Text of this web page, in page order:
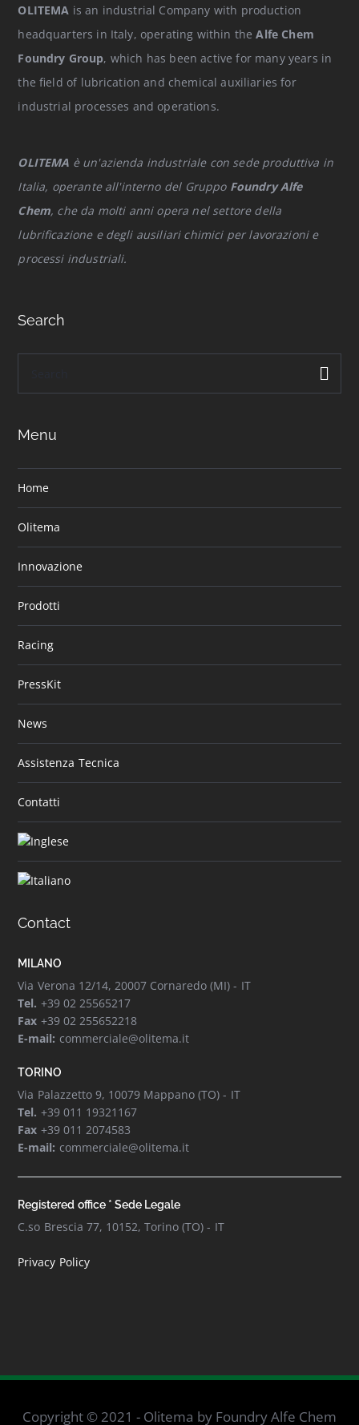
OLITEMA is an industrial Company with production
headquarters in Italy, operating within theAlfe Chem
Foundry Group, which has been active for many years in
the field of lubrication and chemical auxiliaries for
industrial processes and operations.
OLITEMA è un'azienda industriale con sede produttiva in
Italia, operante all'interno del Gruppo Foundry Alfe
Chem, che da molti anni opera nel settore della
lubrificazione e degli ausiliari chimici per lavorazioni e
processi industriali.
Search
Menu
Home
Olitema
Innovazione
Prodotti
Racing
PressKit
News
Assistenza Tecnica
Contatti
Contact
MILANO
Via Verona 12/14, 20007 Cornaredo (MI) - IT
Tel. +39 02 25565217
Fax +39 02 255652218
E-mail: commerciale@olitema.it
TORINO
Via Palazzetto 9, 10079 Mappano (TO) - IT
Tel. +39 011 19321167
Fax +39 011 2074583
E-mail: commerciale@olitema.it
Registered office * Sede Legale
C.so Brescia 77, 10152, Torino (TO) - IT
Privacy Policy
Copyright © 2021 - Olitema by Foundry Alfe Chem